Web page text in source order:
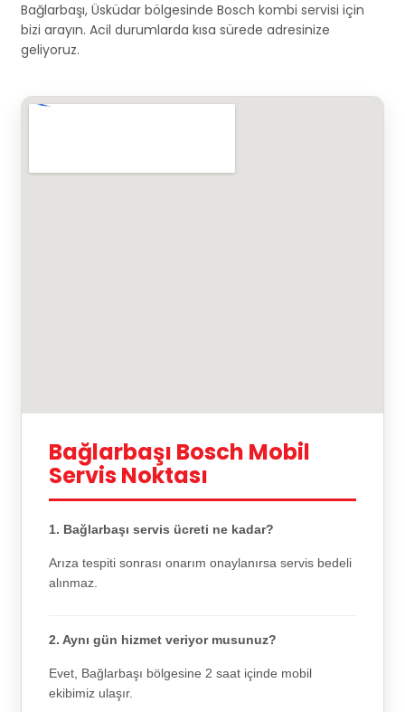
Bağlarbaşı, Üsküdar bölgesinde Bosch kombi servisi için
bizi arayın. Acil durumlarda kısa sürede adresinize
geliyoruz.
Bağlarbaşı Bosch Mobil
Servis Noktası
1. Bağlarbaşı servis ücreti ne kadar?
Arıza tespiti sonrası onarım onaylanırsa servis bedeli
alınmaz.
2. Aynı gün hizmet veriyor musunuz?
Evet, Bağlarbaşı bölgesine 2 saat içinde mobil
ekibimiz ulaşır.